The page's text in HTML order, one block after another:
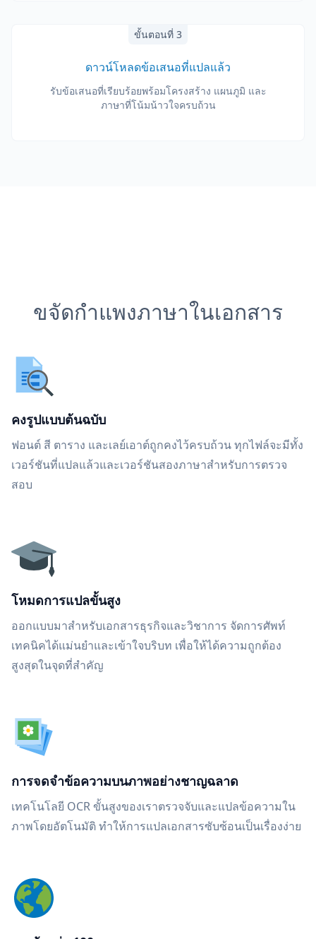
ขั้นตอนที่ 3
ดาวน์โหลดข้อเสนอที่แปลแล้ว
รับข้อเสนอที่เรียบร้อยพร้อมโครงสร้าง แผนภูมิ และ
ภาษาที่โน้มน้าวใจครบถ้วน
ขจัดกำแพงภาษาในเอกสาร
คงรูปแบบต้นฉบับ
ฟอนต์ สี ตาราง และเลย์เอาต์ถูกคงไว้ครบถ้วน ทุกไฟล์จะมีทั้ง
เวอร์ชันที่แปลแล้วและเวอร์ชันสองภาษาสำหรับการตรวจ
สอบ
โหมดการแปลขั้นสูง
ออกแบบมาสำหรับเอกสารธุรกิจและวิชาการ จัดการศัพท์
เทคนิคได้แม่นยำและเข้าใจบริบท เพื่อให้ได้ความถูกต้อง
สูงสุดในจุดที่สำคัญ
การจดจำข้อความบนภาพอย่างชาญฉลาด
เทคโนโลยี OCR ขั้นสูงของเราตรวจจับและแปลข้อความใน
ภาพโดยอัตโนมัติ ทำให้การแปลเอกสารซับซ้อนเป็นเรื่องง่าย